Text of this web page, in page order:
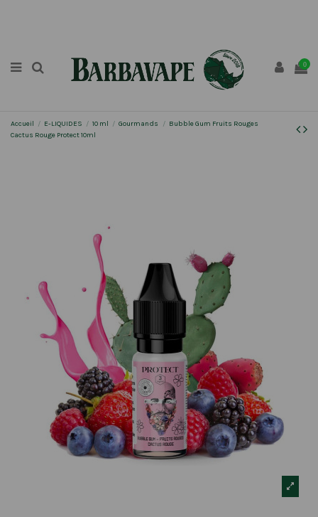
0
Accueil E-LIQUIDES 10 ml Gourmands
Bubble Gum Fruits Rouges
Cactus Rouge Protect 10ml